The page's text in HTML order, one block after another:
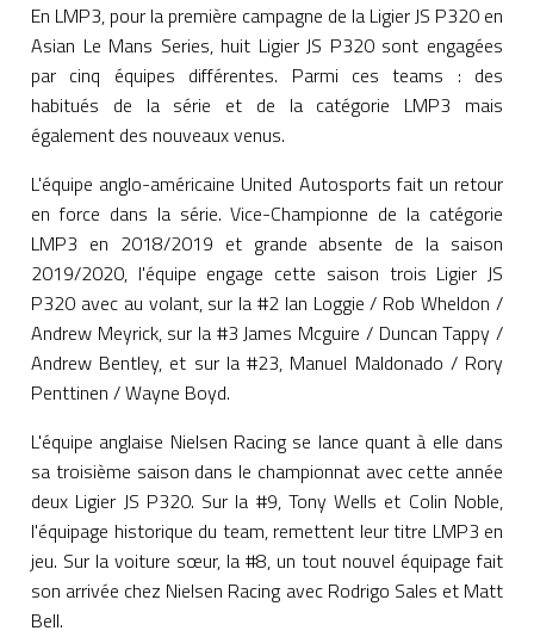
En LMP3, pour la première campagne de la Ligier JS P320 en
Asian Le Mans Series, huit Ligier JS P320 sont engagées
par cinq équipes différentes. Parmi ces teams : des
habitués de la série et de la catégorie LMP3 mais
également des nouveaux venus.
L'équipe anglo-américaine United Autosports fait un retour
en force dans la série. Vice-Championne de la catégorie
LMP3 en 2018/2019 et grande absente de la saison
2019/2020, l'équipe engage cette saison trois Ligier JS
P320 avec au volant, sur la #2 Ian Loggie / Rob Wheldon /
Andrew Meyrick, sur la #3 James Mcguire / Duncan Tappy /
Andrew Bentley, et sur la #23, Manuel Maldonado / Rory
Penttinen / Wayne Boyd.
L'équipe anglaise Nielsen Racing se lance quant à elle dans
sa troisième saison dans le championnat avec cette année
deux Ligier JS P320. Sur la #9, Tony Wells et Colin Noble,
l'équipage historique du team, remettent leur titre LMP3 en
jeu. Sur la voiture sœur, la #8, un tout nouvel équipage fait
son arrivée chez Nielsen Racing avec Rodrigo Sales et Matt
Bell.